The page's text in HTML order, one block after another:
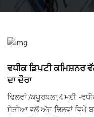
ਵਧੀਕ ਡਿਪਟੀ ਕਮਿਸ਼ਨਰ
ਦਾ ਦੌਰਾ
ਢਿਲਵਾਂ /ਕਪੂਰਥਲਾ,4 ਮਈ -
ਸੇਤੀਆ ਵਲੋਂ ਅੱਜ ਢਿਲਵਾਂ ਵਿਖੇ